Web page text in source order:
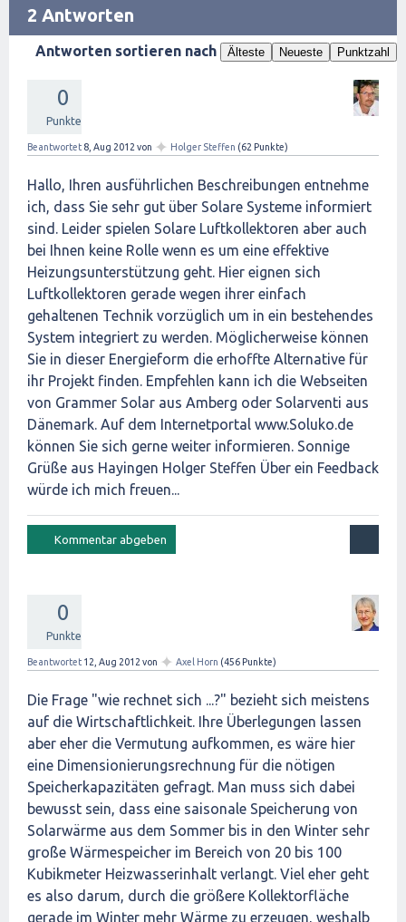
2 Antworten
Antworten sortieren nach Älteste Neueste Punktzahl
0
Punkte
Beantwortet 8, Aug 2012 von ✦ Holger Steffen (62 Punkte)
Hallo, Ihren ausführlichen Beschreibungen entnehme
ich, dass Sie sehr gut über Solare Systeme informiert
sind. Leider spielen Solare Luftkollektoren aber auch
bei Ihnen keine Rolle wenn es um eine effektive
Heizungsunterstützung geht. Hier eignen sich
Luftkollektoren gerade wegen ihrer einfach
gehaltenen Technik vorzüglich um in ein bestehendes
System integriert zu werden. Möglicherweise können
Sie in dieser Energieform die erhoffte Alternative für
ihr Projekt finden. Empfehlen kann ich die Webseiten
von Grammer Solar aus Amberg oder Solarventi aus
Dänemark. Auf dem Internetportal www.Soluko.de
können Sie sich gerne weiter informieren. Sonnige
Grüße aus Hayingen Holger Steffen Über ein Feedback
würde ich mich freuen...
0
Punkte
Beantwortet 12, Aug 2012 von ✦ Axel Horn (456 Punkte)
Die Frage "wie rechnet sich ...?" bezieht sich meistens
auf die Wirtschaftlichkeit. Ihre Überlegungen lassen
aber eher die Vermutung aufkommen, es wäre hier
eine Dimensionierungsrechnung für die nötigen
Speicherkapazitäten gefragt. Man muss sich dabei
bewusst sein, dass eine saisonale Speicherung von
Solarwärme aus dem Sommer bis in den Winter sehr
große Wärmespeicher im Bereich von 20 bis 100
Kubikmeter Heizwasserinhalt verlangt. Viel eher geht
es also darum, durch die größere Kollektorfläche
gerade im Winter mehr Wärme zu erzeugen, weshalb